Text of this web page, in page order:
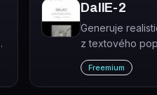
DallE-2
Generuje
z textového
Zvládá
Freemium